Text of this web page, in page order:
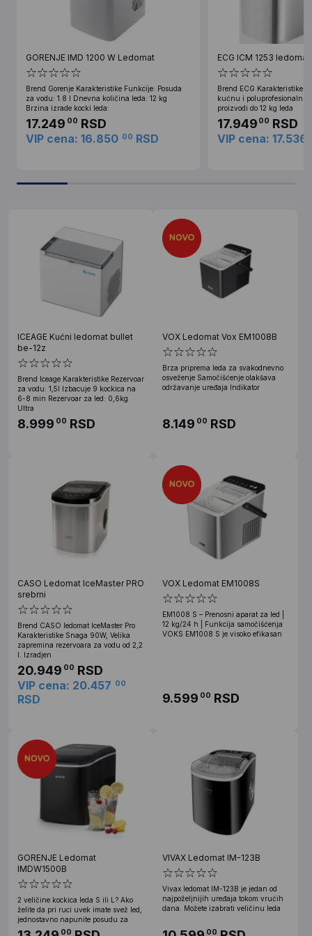
GORENJE IMD 1200 W Ledomat
Brend Gorenje Karakteristike Funkcije: Posuda
za vodu: 1.8 l Dnevna količina leda: 12 kg
Brzina izrade kocki leda:
17.249 00 RSD
VIP cena: 16.850 00 RSD
ECG ICM 1253 ledomat
Brend ECG Karakteristike
kućnu i poluprofesionalnu
proizvodi do 12 kg leda
17.949 00 RSD
VIP cena: 17.536
ICEAGE Kućni ledomat bullet
be-12z
Brend Iceage Karakteristike Rezervoar
za vodu: 1,5l Izbacuje 9 kockica na
6-8 min Rezervoar za led: 0,6kg
Ultra
8.999 00 RSD
VOX Ledomat Vox EM1008B
Brza priprema leda za svakodnevno
osveženje Samočišćenje olakšava
održavanje uređaja Indikator
8.149 00 RSD
CASO Ledomat IceMaster PRO
srebrni
Brend CASO ledomat IceMaster Pro
Karakteristike Snaga 90W, Velika
zapremina rezervoara za vodu od 2,2
l. Izradjen
20.949 00 RSD
VIP cena: 20.457 00
RSD
VOX Ledomat EM1008S
EM1008 S – Prenosni aparat za led |
12 kg/24 h | Funkcija samočišćenja
VOKS EM1008 S je visoko efikasan
9.599 00 RSD
GORENJE Ledomat
IMDW1500B
2 veličine kockica leda S ili L? Ako
želite da pri ruci uvek imate svež led,
jednostavno napunite posudu za
00
VIVAX Ledomat IM-123B
Vivax ledomat IM-123B je jedan od
najpoželjnijih uređaja tokom vrućih
dana. Možete izabrati veličinu leda
00